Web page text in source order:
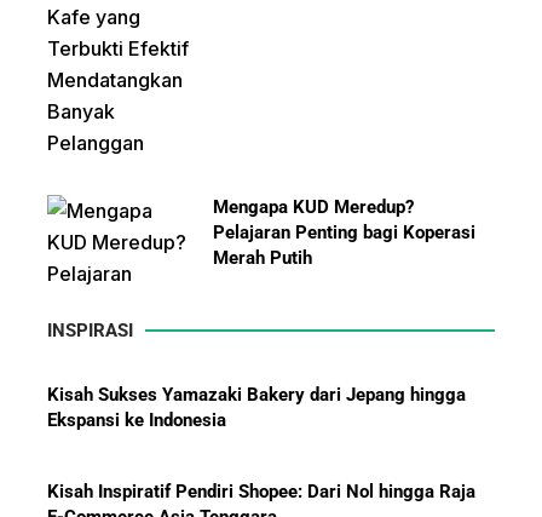
Mengapa KUD Meredup?
Pelajaran Penting bagi Koperasi
Merah Putih
10 Bisnis yang Paling Diburu
Baliknya
INSPIRASI
Kisah Sukses Yamazaki Bakery dari Jepang hingga
Ekspansi ke Indonesia
Kisah Inspiratif Pendiri Shopee: Dari Nol hingga Raja